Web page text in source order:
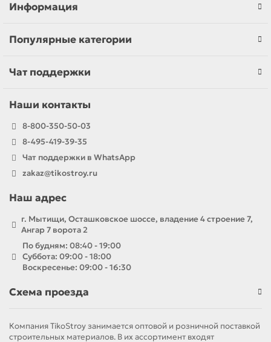
Информация
Популярные категории
Чат поддержки
Наши контакты
8-800-350-50-03
8-495-419-39-35
Чат поддержки в WhatsApp
zakaz@tikostroy.ru
Наш адрес
г. Мытищи, Осташковское шоссе, владение 4 строение 7,
Ангар 7 ворота 2
По будням: 08:40 - 19:00
Суббота: 09:00 - 18:00
Воскресенье: 09:00 - 16:30
Схема проезда
Компания TikoStroy занимается оптовой и розничной поставкой
строительных материалов. В их ассортимент входят